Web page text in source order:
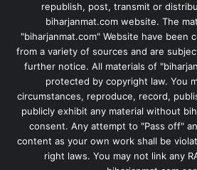
republish, post, transmit or
biharjanmat.com website. The
"biharjanmat.com" Website have been
from a variety of sources and are
further notice. All materials of
protected by copyright law. You
circumstances, reproduce, record,
publicly exhibit any material without
consent. Any attempt to "Pass off"
content as your own work shall be
right laws. You may not link any